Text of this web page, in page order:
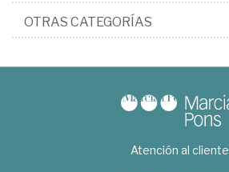
OTRAS CATEGORÍAS
Atención al cliente